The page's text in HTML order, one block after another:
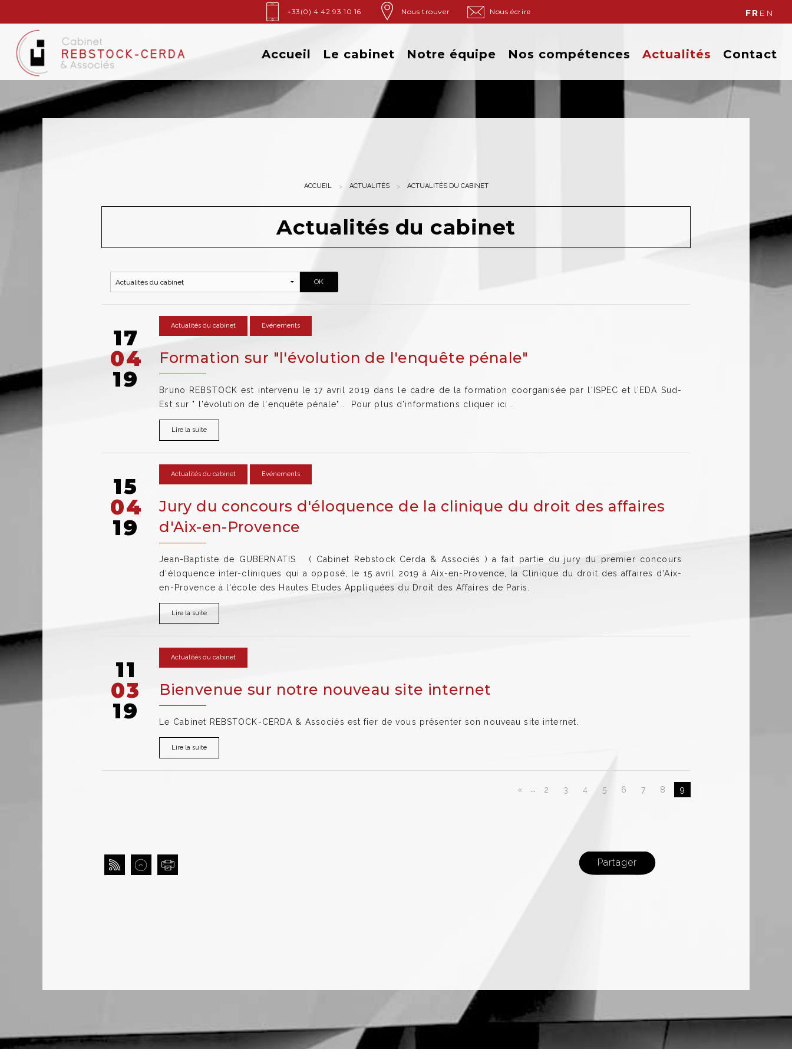
+33(0) 4 42 93 10 16 Nous trouver Nous écrire FR EN
Accueil Le cabinet Notre équipe Nos compétences Actualités Contact
ACCUEIL ACTUALITÉS ACTUALITÉS DU CABINET
Actualités du cabinet
17
04
19
Actualités du cabinet Evénements
Formation sur "l'évolution de l'enquête pénale"
Bruno REBSTOCK est intervenu le 17 avril 2019 dans le cadre de la formation coorganisée par l'ISPEC et l'EDA Sud-
Est sur " l'évolution de l'enquête pénale" . Pour plus d'informations cliquer ici .
Lire la suite
15
04
19
Actualités du cabinet Evénements
Jury du concours d'éloquence de la clinique du droit des affaires
d'Aix-en-Provence
Jean-Baptiste de GUBERNATIS ( Cabinet Rebstock Cerda & Associés ) a fait partie du jury du premier concours
d'éloquence inter-cliniques qui a opposé, le 15 avril 2019 à Aix-en-Provence, la Clinique du droit des affaires d'Aix-
en-Provence à l'école des Hautes Etudes Appliquées du Droit des Affaires de Paris.
Lire la suite
11
03
19
Actualités du cabinet
Bienvenue sur notre nouveau site internet
Le Cabinet REBSTOCK-CERDA & Associés est fier de vous présenter son nouveau site internet.
Lire la suite
« 2 3 4 5 6 7 8 9
Partager